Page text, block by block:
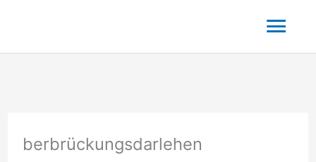
springen
berbrückungsdarlehen